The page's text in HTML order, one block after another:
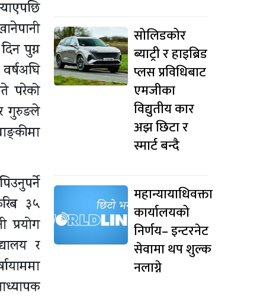
पुग्न
परेको
गुरुङले
३५
प्रयोग
र
सोलिडकोर
ब्याट्री र हाइब्रिड
प्लस प्रविधिबाट
एमजीका
विद्युतीय कार
अझ छिटा र
स्मार्ट बन्दै
महान्यायाधिवक्ता
कार्यालयको
निर्णय– इन्टरनेट
सेवामा थप शुल्क
नलाग्ने